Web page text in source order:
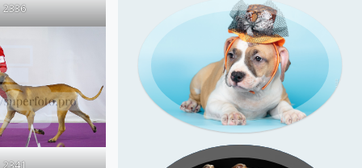
2336
2341
Ценный
Изида (Зи-Зи).
съёмка
со студийным
на дому у
заказчика